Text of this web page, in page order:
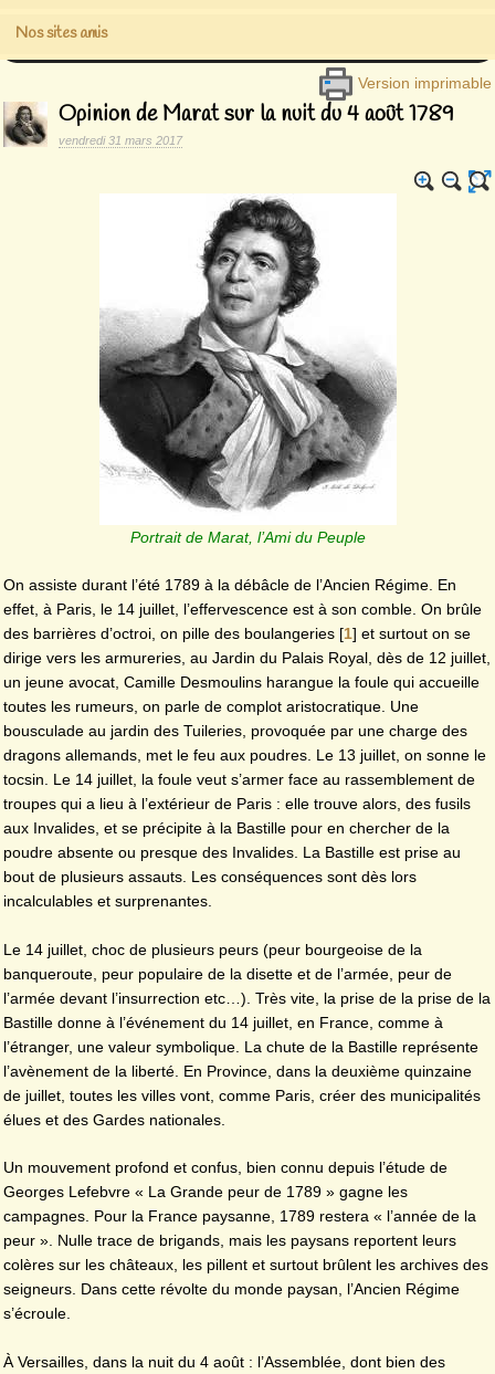
Nos sites amis
Version imprimable
Opinion de Marat sur la nuit du 4 août 1789
vendredi 31 mars 2017
Portrait de Marat, l’Ami du Peuple
On assiste durant l’été 1789 à la débâcle de l’Ancien Régime. En
effet, à Paris, le 14 juillet, l’effervescence est à son comble. On brûle
des barrières d’octroi, on pille des boulangeries [1] et surtout on se
dirige vers les armureries, au Jardin du Palais Royal, dès de 12 juillet,
un jeune avocat, Camille Desmoulins harangue la foule qui accueille
toutes les rumeurs, on parle de complot aristocratique. Une
bousculade au jardin des Tuileries, provoquée par une charge des
dragons allemands, met le feu aux poudres. Le 13 juillet, on sonne le
tocsin. Le 14 juillet, la foule veut s’armer face au rassemblement de
troupes qui a lieu à l’extérieur de Paris : elle trouve alors, des fusils
aux Invalides, et se précipite à la Bastille pour en chercher de la
poudre absente ou presque des Invalides. La Bastille est prise au
bout de plusieurs assauts. Les conséquences sont dès lors
incalculables et surprenantes.
Le 14 juillet, choc de plusieurs peurs (peur bourgeoise de la
banqueroute, peur populaire de la disette et de l’armée, peur de
l’armée devant l’insurrection etc…). Très vite, la prise de la prise de la
Bastille donne à l’événement du 14 juillet, en France, comme à
l’étranger, une valeur symbolique. La chute de la Bastille représente
l’avènement de la liberté. En Province, dans la deuxième quinzaine
de juillet, toutes les villes vont, comme Paris, créer des municipalités
élues et des Gardes nationales.
Un mouvement profond et confus, bien connu depuis l’étude de
Georges Lefebvre « La Grande peur de 1789 » gagne les
campagnes. Pour la France paysanne, 1789 restera « l’année de la
peur ». Nulle trace de brigands, mais les paysans reportent leurs
colères sur les châteaux, les pillent et surtout brûlent les archives des
seigneurs. Dans cette révolte du monde paysan, l’Ancien Régime
s’écroule.
À Versailles, dans la nuit du 4 août : l’Assemblée, dont bien des